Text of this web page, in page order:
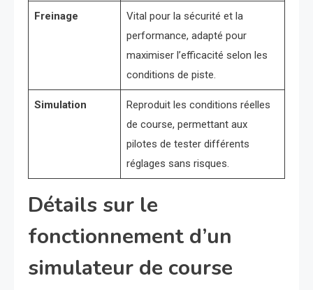
Freinage
Vital pour la sécurité et la
performance, adapté pour
maximiser l’efficacité selon les
conditions de piste.
Simulation
Reproduit les conditions réelles
de course, permettant aux
pilotes de tester différents
réglages sans risques.
Détails sur le
fonctionnement d’un
simulateur de course